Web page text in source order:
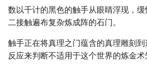
数以千计的黑色的触手从眼睛浮现，
二接触遍布复杂炼成阵的石门。
触手正在将真理之门蕴含的真理雕刻
反应来判断不适用于这个世界的炼金术